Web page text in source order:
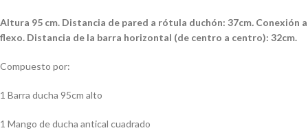
Altura 95 cm. Distancia de pared a rótula duchón: 37cm. Conexión a
flexo. Distancia de la barra horizontal (de centro a centro): 32cm.
Compuesto por:
1 Barra ducha 95cm alto
1 Mango de ducha antical cuadrado